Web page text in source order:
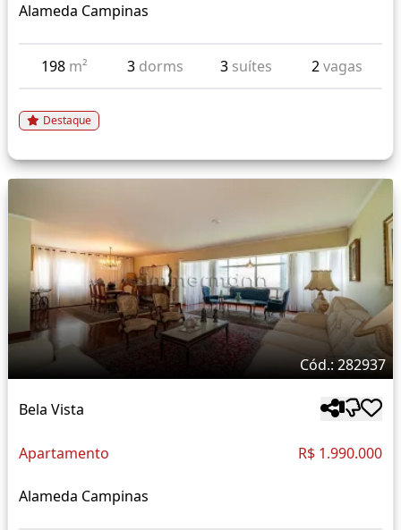
Alameda Campinas
198 m² 3 dorms 3 suítes 2vagas
Destaque
Cód.: 282937
Bela Vista
Apartamento R$ 1.990.000
Alameda Campinas